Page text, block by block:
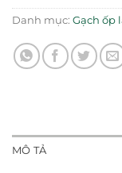
Danh mục: Gạch ốp
MÔ TẢ